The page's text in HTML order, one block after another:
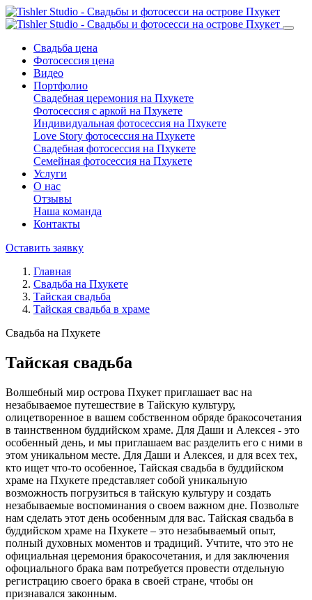
Свадьба цена
Фотосессия цена
Видео
Портфолио
Свадебная церемония на Пхукете
Фотосессия с аркой на Пхукете
Индивидуальная фотосессия на Пхукете
Love Story фотосессия на Пхукете
Свадебная фотосессия на Пхукете
Семейная фотосессия на Пхукете
Услуги
О нас
Отзывы
Наша команда
Контакты
Оставить заявку
Главная
Свадьба на Пхукете
Тайская свадьба
Тайская свадьба в храме
Свадьба на Пхукете
Тайская свадьба
Волшебный мир острова Пхукет приглашает вас на
незабываемое путешествие в Тайскую культуру,
олицетворенное в вашем собственном обряде бракосочетания
в таинственном буддийском храме. Для Даши и Алексея - это
особенный день, и мы приглашаем вас разделить его с ними в
этом уникальном месте. Для Даши и Алексея, и для всех тех,
кто ищет что-то особенное, Тайская свадьба в буддийском
храме на Пхукете представляет собой уникальную
возможность погрузиться в тайскую культуру и создать
незабываемые воспоминания о своем важном дне. Позвольте
нам сделать этот день особенным для вас. Тайская свадьба в
буддийском храме на Пхукете – это незабываемый опыт,
полный духовных моментов и традиций. Учтите, что это не
официальная церемония бракосочетания, и для заключения
офоциального брака вам потребуется провести отдельную
регистрацию своего брака в своей стране, чтобы он
признавался законным.